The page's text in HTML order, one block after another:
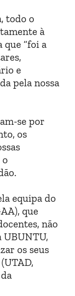
todo o
à
“foi a
e
pela nossa
se por
os
equipa do
que
não
UBUNTU,
os seus